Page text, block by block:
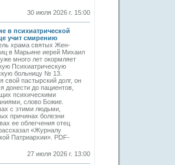
30 июля 2026 г. 15:00
в психиатрической
учит смирению
храма святых Жен-
в Марьине иерей Михаил
много лет окормляет
Психиатрическую
больницу № 13.
свой пастырский долг, он
донести до пациентов,
психическими
слово Божие.
с этими людьми,
причинах болезни
ее облегчения отец
«Журналу
Патриархии». PDF-
27 июля 2026 г. 13:00